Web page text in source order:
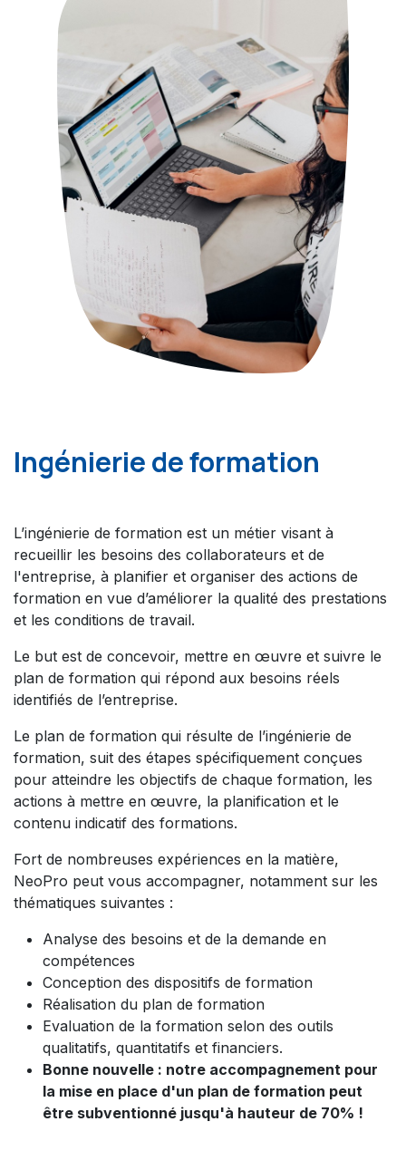
Ingénierie de formation
L’ingénierie de formation est un métier visant à
recueillir les besoins des collaborateurs et de
l'entreprise, à planifier et organiser des actions de
formation en vue d’améliorer la qualité des prestations
et les conditions de travail.
Le but est de concevoir, mettre en œuvre et suivre le
plan de formation qui répond aux besoins réels
identifiés de l’entreprise.
Le plan de formation qui résulte de l’ingénierie de
formation, suit des étapes spécifiquement conçues
pour atteindre les objectifs de chaque formation, les
actions à mettre en œuvre, la planification et le
contenu indicatif des formations.
Fort de nombreuses expériences en la matière,
NeoPro peut vous accompagner, notamment sur les
thématiques suivantes :
Analyse des besoins et de la demande en
compétences
Conception des dispositifs de formation
Réalisation du plan de formation
Evaluation de la formation selon des outils
qualitatifs, quantitatifs et financiers.
Bonne nouvelle : notre accompagnement pour
la mise en place d'un plan de formation peut
être subventionné jusqu'à hauteur de 70% !